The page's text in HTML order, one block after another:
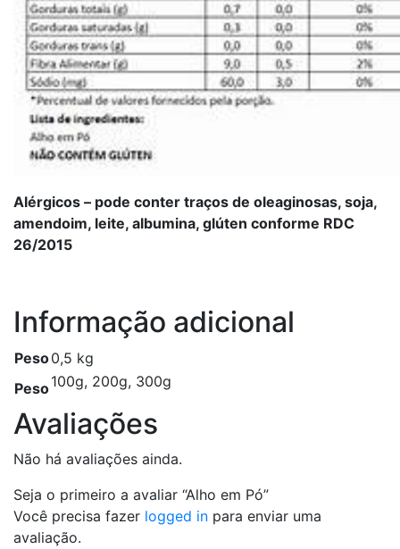
Alérgicos – pode conter traços de oleaginosas, soja,
amendoim, leite, albumina, glúten conforme RDC
26/2015
Informação adicional
Peso0,5 kg
Peso100g, 200g, 300g
Avaliações
Não há avaliações ainda.
Seja o primeiro a avaliar “Alho em Pó”
Você precisa fazer logged in para enviar uma
avaliação.